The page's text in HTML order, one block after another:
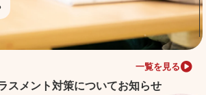
スメント対策についてお知らせ
一覧を見る